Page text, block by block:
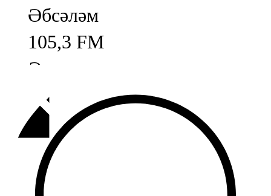
Әбсәләм
105,3 FM
Әлмәт
92,9 FM
Базарлы матак
107,1 FM
Балык бистәсе